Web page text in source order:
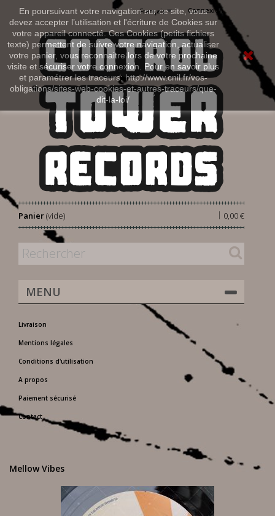
En poursuivant votre navigation sur ce site, vous
devez accepter l’utilisation et l'écriture de Cookies sur
votre appareil connecté. Ces Cookies (petits fichiers
texte) permettent de suivre votre navigation, actualiser
votre panier, vous reconnaitre lors de votre prochaine
visite et sécuriser votre connexion. Pour en savoir plus
et paramétrer les traceurs: http://www.cnil.fr/vos-
obligations/sites-web-cookies-et-autres-traceurs/que-
dit-la-loi/
Connexion
Français
Panier 0,00 €
|
(vide)
MENU
Livraison
Mentions légales
Conditions d'utilisation
A propos
Paiement sécurisé
Contact
Mellow Vibes